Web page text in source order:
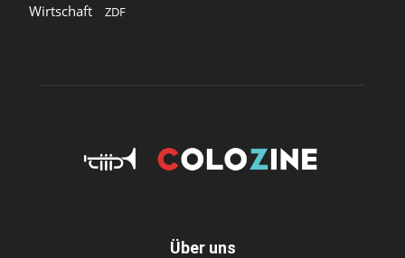
Wirtschaft ZDF
Über uns